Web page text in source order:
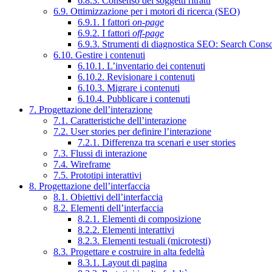
6.9. Ottimizzazione per i motori di ricerca (SEO)
6.9.1. I fattori on-page
6.9.2. I fattori off-page
6.9.3. Strumenti di diagnostica SEO: Search
6.10. Gestire i contenuti
6.10.1. L’inventario dei contenuti
6.10.2. Revisionare i contenuti
6.10.3. Migrare i contenuti
6.10.4. Pubblicare i contenuti
7. Progettazione dell’interazione
7.1. Caratteristiche dell’interazione
7.2. User stories per definire l’interazione
7.2.1. Differenza tra scenari e user stories
7.3. Flussi di interazione
7.4. Wireframe
7.5. Prototipi interattivi
8. Progettazione dell’interfaccia
8.1. Obiettivi dell’interfaccia
8.2. Elementi dell’interfaccia
8.2.1. Elementi di composizione
8.2.2. Elementi interattivi
8.2.3. Elementi testuali (microtesti)
8.3. Progettare e costruire in alta fedeltà
8.3.1. Layout di pagina